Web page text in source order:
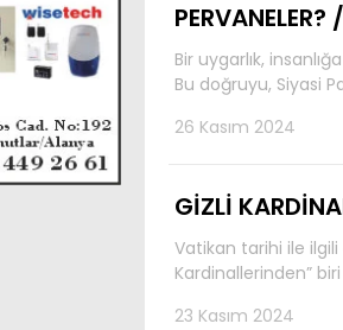
Bir uygarlık,
Bu doğruyu, Siyasi
26 Kasım 2024
GİZLİ
Vatikan tarihi ile ilgili
Kardinallerinden”
23 Kasım 2024